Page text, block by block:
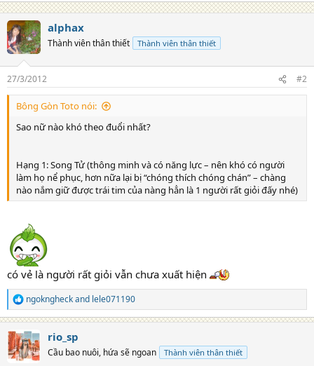
alphax
Thành viên thân thiết Thành viên thân thiết
27/3/2012 #2
Bông Gòn Toto nói:
Sao nữ nào khó theo đuổi nhất?
Hạng 1: Song Tử (thông minh và có năng lực – nên khó có người
làm họ nể phục, hơn nữa lại bị “chóng thích chóng chán” – chàng
nào nắm giữ được trái tim của nàng hẳn là 1 người rất giỏi đấy nhé)
có vẻ là người rất giỏi vẫn chưa xuất hiện
R
e
a
c
t
i
ngokngheckand lele071190
rio_sp
Cầu bao nuôi, hứa sẽ ngoan Thành viên thân thiết